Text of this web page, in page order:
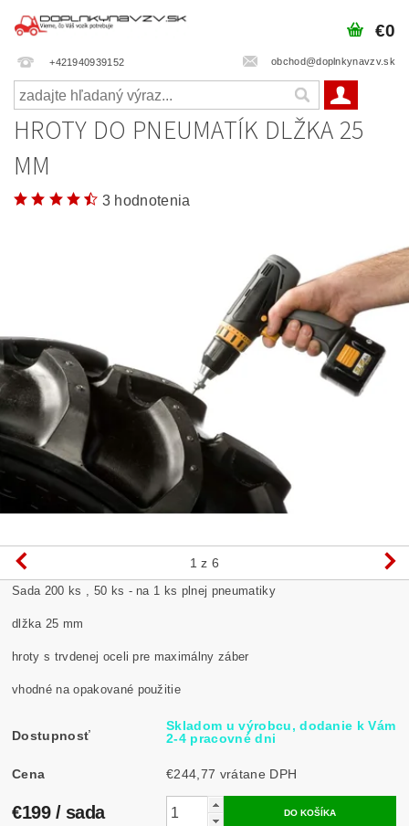
+421940939152 obchod@doplnkynavzv.sk
€0
HROTY DO PNEUMATÍK DLŽKA 25
MM
3 hodnotenia
1 z 6
Sada 200 ks , 50 ks - na 1 ks plnej pneumatiky
dlžka 25 mm
hroty s trvdenej oceli pre maximálny záber
vhodné na opakované použitie
Dostupnosť
Skladom u výrobcu, dodanie k Vám
2-4 pracovné dni
Cena €244,77 vrátane DPH
€199 / sada